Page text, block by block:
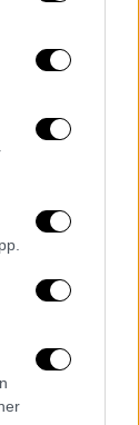
il
in vista di
un
civile per